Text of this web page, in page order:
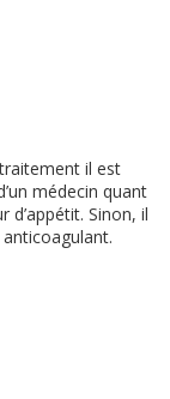
il est
médecin quant
d’appétit. Sinon, il